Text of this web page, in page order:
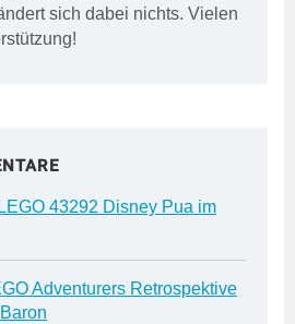
sich dabei nichts. Vielen
LEGO 43292 Disney Pua im
Adventurers Retrospektive